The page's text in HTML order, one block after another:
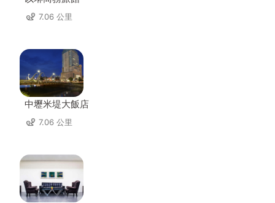
7.06 公里
中壢米堤大飯店
7.06 公里